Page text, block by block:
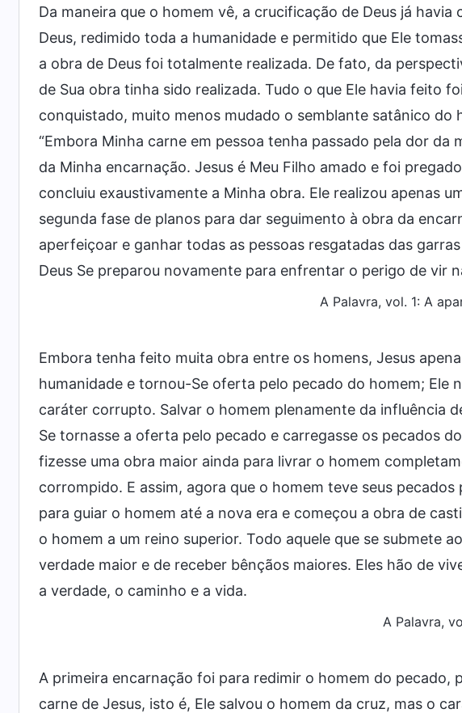
Da maneira que o homem vê, a crucificação de Deus já havia
Deus, redimido toda a humanidade e permitido que Ele
a obra de Deus foi totalmente realizada. De fato, da
de Sua obra tinha sido realizada. Tudo o que Ele havia feito
conquistado, muito menos mudado o semblante satânico do
“Embora Minha carne em pessoa tenha passado pela dor
da Minha encarnação. Jesus é Meu Filho amado e foi
concluiu exaustivamente a Minha obra. Ele realizou apenas
segunda fase de planos para dar seguimento à obra da
aperfeiçoar e ganhar todas as pessoas resgatadas das
Deus Se preparou novamente para enfrentar o perigo de vir
A Palavra, vol. 1: A
Embora tenha feito muita obra entre os homens, Jesus
humanidade e tornou-Se oferta pelo pecado do homem; Ele
caráter corrupto. Salvar o homem plenamente da influência
Se tornasse a oferta pelo pecado e carregasse os pecados
fizesse uma obra maior ainda para livrar o homem
corrompido. E assim, agora que o homem teve seus
para guiar o homem até a nova era e começou a obra de
o homem a um reino superior. Todo aquele que se submete
verdade maior e de receber bênçãos maiores. Eles hão de
a verdade, o caminho e a vida.
A Palavra,
A primeira encarnação foi para redimir o homem do pecado,
carne de Jesus, isto é, Ele salvou o homem da cruz, mas o